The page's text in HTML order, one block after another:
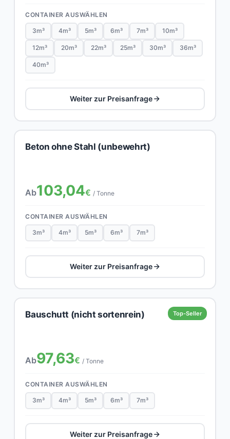
CONTAINER AUSWÄHLEN
3m³ 4m³ 5m³ 6m³ 7m³ 10m³
12m³ 20m³ 22m³ 25m³ 30m³ 36m³
40m³
Weiter zur Preisanfrage
Beton ohne Stahl (unbewehrt)
Ab103,04€ / Tonne
CONTAINER AUSWÄHLEN
3m³ 4m³ 5m³ 6m³ 7m³
Weiter zur Preisanfrage
Top-Seller
Bauschutt (nicht sortenrein)
Ab97,63€ / Tonne
CONTAINER AUSWÄHLEN
3m³ 4m³ 5m³ 6m³ 7m³
Weiter zur Preisanfrage